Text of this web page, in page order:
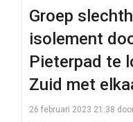
Groep
isolement
Pieterpad te
Zuid met
26 februari 2023 21:38